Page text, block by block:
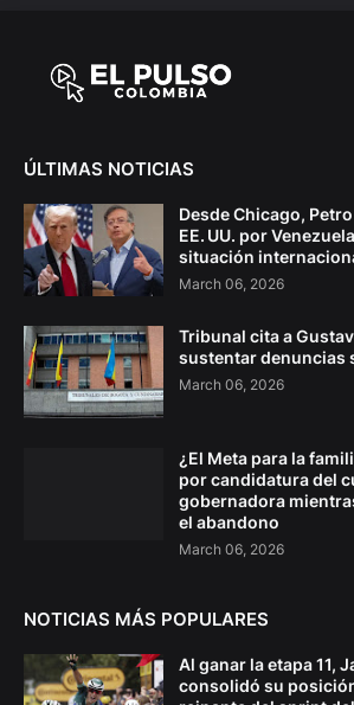
ÚLTIMAS NOTICIAS
Desde Chicago,
EE. UU. por
situación
March 06, 2026
Tribunal cita a
sustentar denuncias
March 06, 2026
¿El Meta para la
por candidatura del
gobernadora
el abandono
March 06, 2026
NOTICIAS MÁS POPULARES
Al ganar la etapa 11,
consolidó su